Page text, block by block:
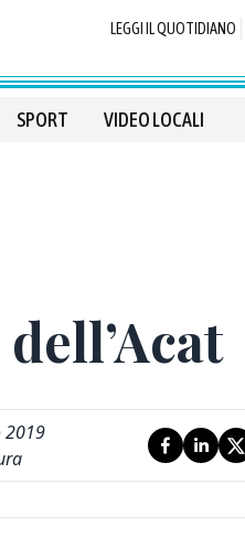
LEGGI IL QUOTIDIANO
SPORT VIDEO LOCALI
2019